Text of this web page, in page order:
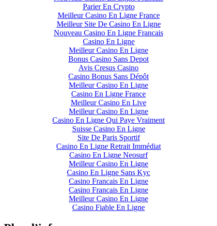
Parier En Crypto
Meilleur Casino En Ligne France
Meilleur Site De Casino En Ligne
Nouveau Casino En Ligne Francais
Casino En Ligne
Meilleur Casino En Ligne
Bonus Casino Sans Depot
Avis Cresus Casino
Casino Bonus Sans Dépôt
Meilleur Casino En Ligne
Casino En Ligne France
Meilleur Casino En Live
Meilleur Casino En Ligne
Casino En Ligne Qui Paye Vraiment
Suisse Casino En Ligne
Site De Paris Sportif
Casino En Ligne Retrait Immédiat
Casino En Ligne Neosurf
Meilleur Casino En Ligne
Casino En Ligne Sans Kyc
Casino Francais En Ligne
Casino Francais En Ligne
Meilleur Casino En Ligne
Casino Fiable En Ligne